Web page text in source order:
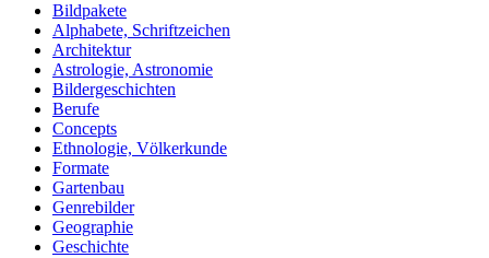
Bildpakete
Alphabete, Schriftzeichen
Architektur
Astrologie, Astronomie
Bildergeschichten
Berufe
Concepts
Ethnologie, Völkerkunde
Formate
Gartenbau
Genrebilder
Geographie
Geschichte